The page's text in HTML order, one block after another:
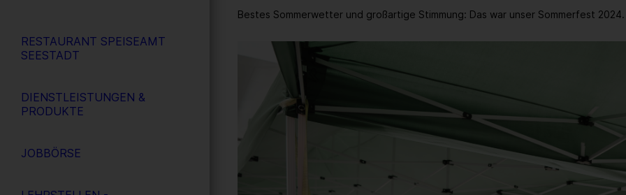
RESTAURANT SPEISEAMT
SEESTADT
DIENSTLEISTUNGEN &
PRODUKTE
JOBBÖRSE
Bestes Sommerwetter und großartige Stimmung: Das war unser Sommerfest 2024.